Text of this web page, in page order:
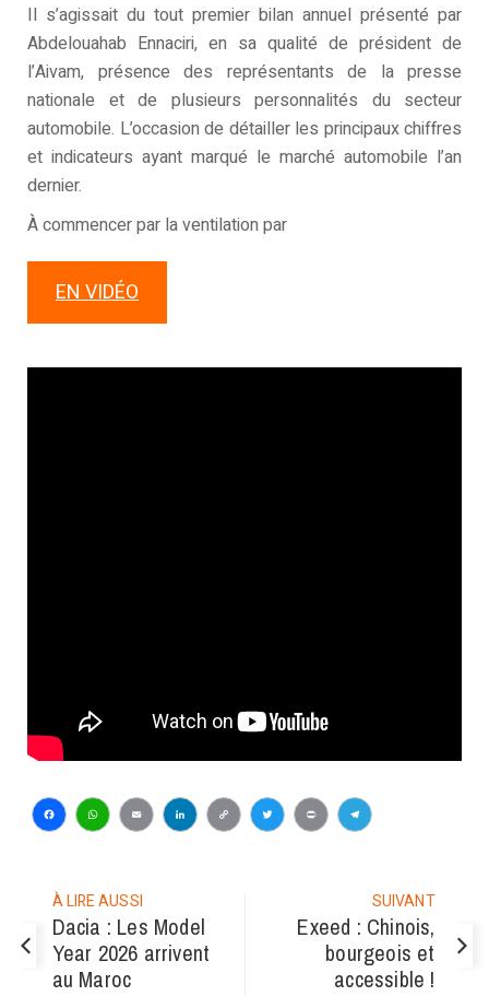
Il s’agissait du tout premier bilan annuel présenté par
Abdelouahab Ennaciri, en sa qualité de président de
l’Aivam, présence des représentants de la presse
nationale et de plusieurs personnalités du secteur
automobile. L’occasion de détailler les principaux chiffres
et indicateurs ayant marqué le marché automobile l’an
dernier.
À commencer par la ventilation par
EN VIDÉO
Facebook
WhatsApp
EmailLinkedIn
CopyTwitter
PrintTelegram
À LIRE AUSSI
Dacia : Les Model
Year 2026 arrivent
au Maroc
SUIVANT
Exeed : Chinois,
bourgeois et
accessible !